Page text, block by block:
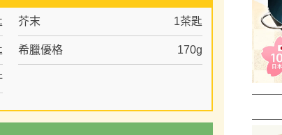
芥末 1茶匙
希臘優格 170g